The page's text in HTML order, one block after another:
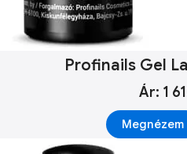
Profinails Gel
Ár: 1
Megnézem